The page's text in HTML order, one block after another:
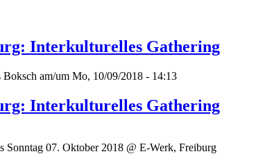
Interkulturelles Gathering
Boksch am/um Mo, 10/09/2018 - 14:13
Interkulturelles Gathering
Sonntag 07. Oktober 2018 @ E-Werk, Freiburg